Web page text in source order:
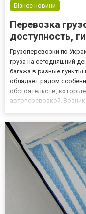
Бізнес новини
Перевозка
доступность,
Грузоперевозки по
груза на сегодняшний
багажа в разные пункты
обладает рядом
обстоятельств,
автоперевозкой.
необходимый груз...